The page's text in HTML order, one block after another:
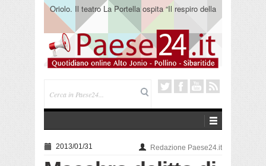
Oriolo. Il teatro La Portella ospita “Il respiro della
terra” del collettivo 365
2013/01/31 Redazione Paese24.it